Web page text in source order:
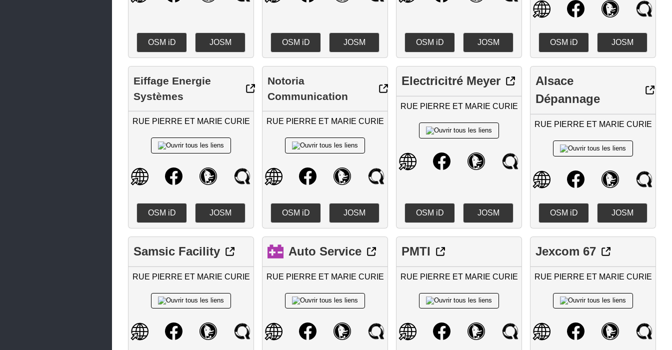
OSM iD JOSM OSM iD JOSM OSM iD JOSM OSM iD JOSM
Eiffage Energie
Systèmes
RUE PIERRE ET MARIE CURIE
OSM iD JOSM
Notoria
Communication
RUE PIERRE ET MARIE CURIE
OSM iD JOSM
Electricitré Meyer
RUE PIERRE ET MARIE CURIE
OSM iD JOSM
Alsace
Dépannage
RUE PIERRE ET MARIE CURIE
OSM iD JOSM
Samsic Facility
RUE PIERRE ET MARIE CURIE
Auto Service
RUE PIERRE ET MARIE CURIE
PMTI
RUE PIERRE ET MARIE CURIE
Jexcom 67
RUE PIERRE ET MARIE CURIE